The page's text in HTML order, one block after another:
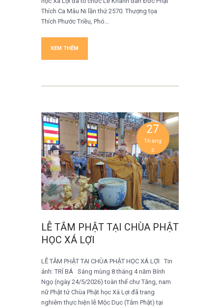
Thích Ca Mâu Ni lần thứ 2570. Thượng tọa
Thích Phước Triều, Phó…
XEM THÊM
27
Tháng
5
LỄ TẮM PHẬT TẠI CHÙA PHẬT
HỌC XÁ LỢI
LỄ TẮM PHẬT TẠI CHÙA PHẬT HỌC XÁ LỢI Tin
ảnh: TRÍ BÁ Sáng mùng 8 tháng 4 năm Bính
Ngọ (ngày 24/5/2026) toàn thể chư Tăng, nam
nữ Phật tử Chùa Phật học Xá Lợi đã trang
nghiêm thực hiện lễ Mộc Dục (Tắm Phật) tại